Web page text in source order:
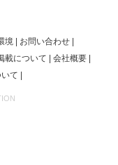
境
お問い合わせ
載について
会社概要
て